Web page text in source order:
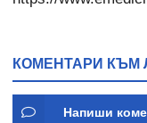
КОМЕНТАРИ КЪМ
Напиши